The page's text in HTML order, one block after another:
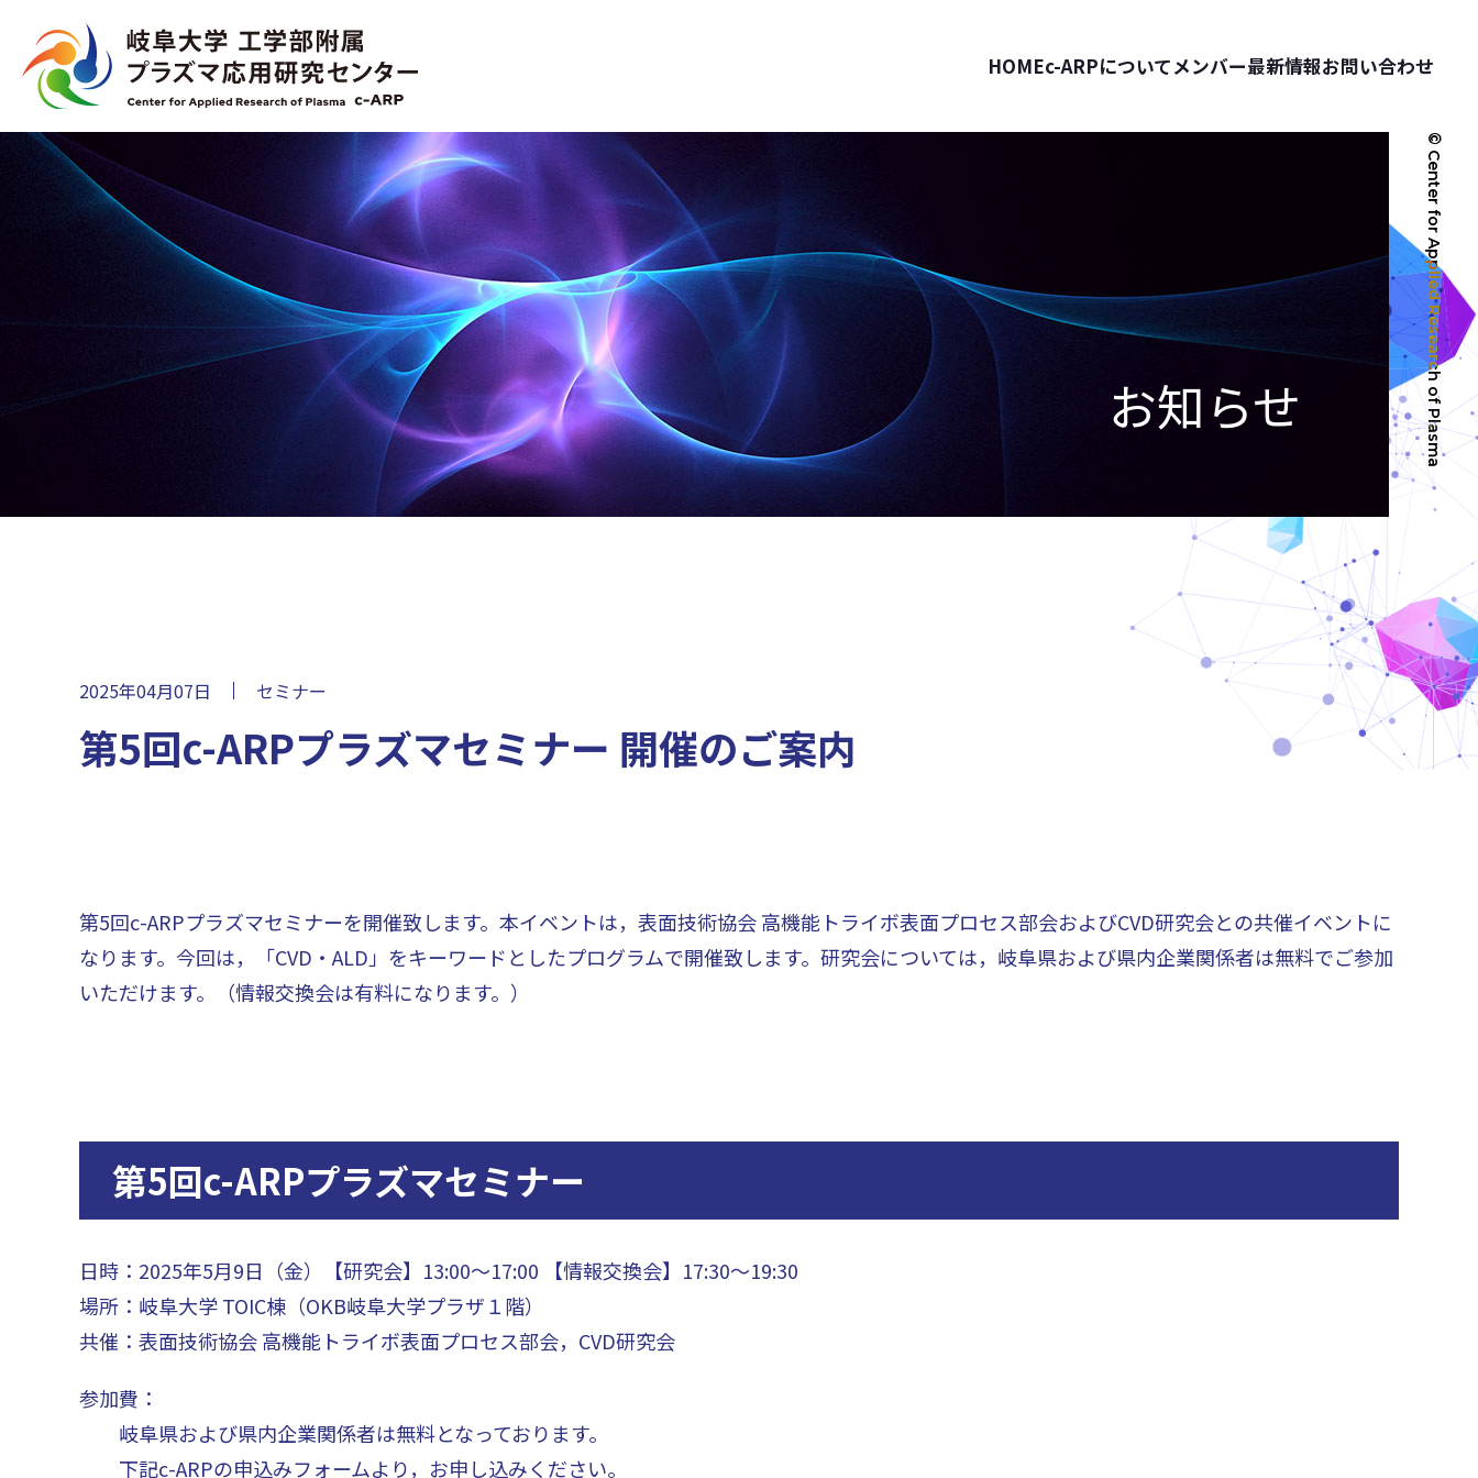
HOMEc-ARPについてメンバー最新情報お問い合わせ
お知らせ
2025年04月07日 セミナー
第5回c-ARPプラズマセミナー 開催のご案内
第5回c-ARPプラズマセミナーを開催致します。本イベントは，表面技術協会 高機能トライボ表面プロセス部会およびCVD研究会との共催イベントに
なります。今回は，「CVD・ALD」をキーワードとしたプログラムで開催致します。研究会については，岐阜県および県内企業関係者は無料でご参加
いただけます。（情報交換会は有料になります。）
第5回c-ARPプラズマセミナー
日時：2025年5月9日（金）【研究会】13:00～17:00 【情報交換会】17:30～19:30
場所：岐阜大学 TOIC棟（OKB岐阜大学プラザ１階）
共催：表面技術協会 高機能トライボ表面プロセス部会，CVD研究会
参加費：
岐阜県および県内企業関係者は無料となっております。
下記c-ARPの申込みフォームより，お申し込みください。
© Center for Applied Research of Plasma